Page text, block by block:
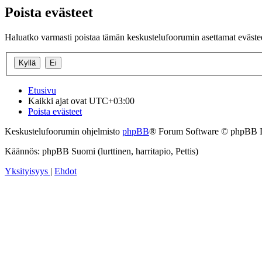
Poista evästeet
Haluatko varmasti poistaa tämän keskustelufoorumin asettamat
Etusivu
Kaikki ajat ovat UTC+03:00
Poista evästeet
Keskustelufoorumin ohjelmisto phpBB® Forum Software © phpBB
Käännös: phpBB Suomi (lurttinen, harritapio, Pettis)
Yksityisyys | Ehdot